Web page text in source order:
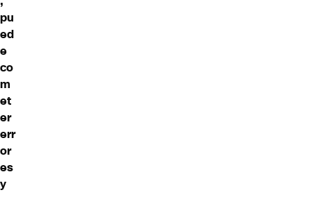
pu
ed
e
co
m
et
er
err
or
es
y